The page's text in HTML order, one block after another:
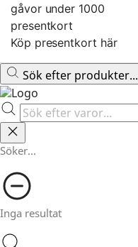
gåvor under 1000
presentkort
Köp presentkort här
Sök efter produkter...
Söker...
Inga resultat